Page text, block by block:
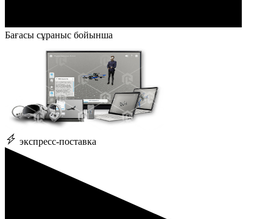
Бағасы сұраныс бойынша
экспресс-поставка